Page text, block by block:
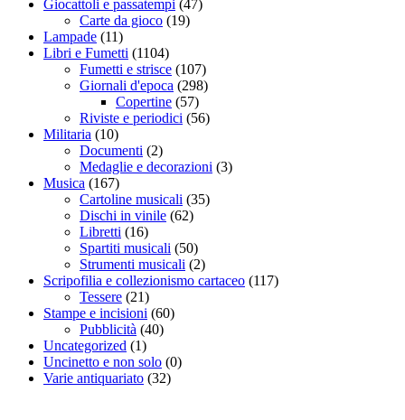
Giocattoli e passatempi (47)
Carte da gioco (19)
Lampade (11)
Libri e Fumetti (1104)
Fumetti e strisce (107)
Giornali d'epoca (298)
Copertine (57)
Riviste e periodici (56)
Militaria (10)
Documenti (2)
Medaglie e decorazioni (3)
Musica (167)
Cartoline musicali (35)
Dischi in vinile (62)
Libretti (16)
Spartiti musicali (50)
Strumenti musicali (2)
Scripofilia e collezionismo cartaceo (117)
Tessere (21)
Stampe e incisioni (60)
Pubblicità (40)
Uncategorized (1)
Uncinetto e non solo (0)
Varie antiquariato (32)